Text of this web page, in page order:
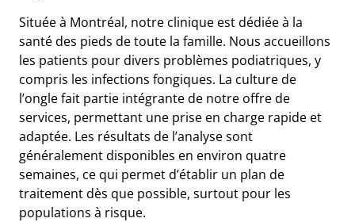
Située à Montréal, notre clinique est dédiée à la
santé des pieds de toute la famille. Nous accueillons
les patients pour divers problèmes podiatriques, y
compris les infections fongiques. La culture de
l’ongle fait partie intégrante de notre offre de
services, permettant une prise en charge rapide et
adaptée. Les résultats de l’analyse sont
généralement disponibles en environ quatre
semaines, ce qui permet d’établir un plan de
traitement dès que possible, surtout pour les
populations à risque.